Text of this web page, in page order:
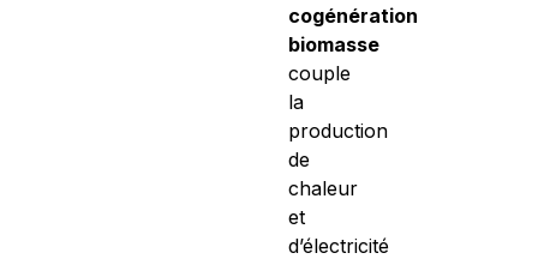
cogénération
biomasse
couple
la
production
de
chaleur
et
d’électricité